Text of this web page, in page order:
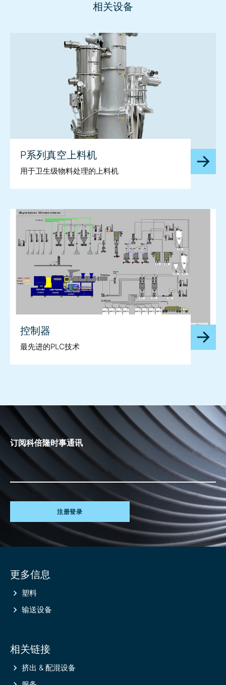
相关设备
P系列真空上料机
用于卫生级物料处理的上料机
控制器
最先进的PLC技术
订阅科倍隆时事通讯
注册登录
information
更多信息
塑料
输送设备
相关链接
挤出 & 配混设备